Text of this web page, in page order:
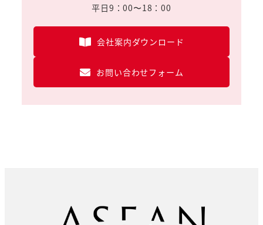
平日9：00〜18：00
会社案内ダウンロード
お問い合わせフォーム